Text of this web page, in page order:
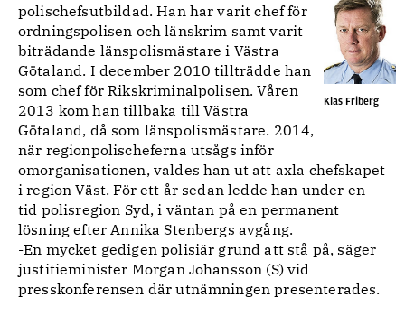
Klas Friberg
polischefsutbildad. Han har varit chef för
ordningspolisen och länskrim samt varit
biträdande länspolismästare i Västra
Götaland. I december 2010 tillträdde han
som chef för Rikskriminalpolisen. Våren
2013 kom han tillbaka till Västra
Götaland, då som länspolismästare. 2014,
när regionpolischeferna utsågs inför
omorganisationen, valdes han ut att axla chefskapet
i region Väst. För ett år sedan ledde han under en
tid polisregion Syd, i väntan på en permanent
lösning efter Annika Stenbergs avgång.
-En mycket gedigen polisiär grund att stå på, säger
justitieminister Morgan Johansson (S) vid
presskonferensen där utnämningen presenterades.